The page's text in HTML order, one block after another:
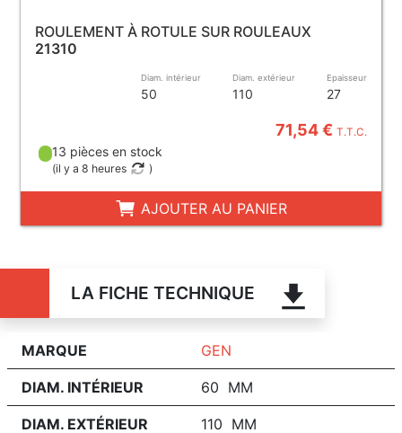
ROULEMENT À ROTULE SUR ROULEAUX
21310
Diam. intérieur
50
Diam. extérieur
110
Epaisseur
27
71,54 €T.T.C.
13 pièces en stock
(il y a 8 heures )
AJOUTER AU PANIER
LA FICHE TECHNIQUE
MARQUE GEN
DIAM. INTÉRIEUR 60 MM
DIAM. EXTÉRIEUR 110 MM